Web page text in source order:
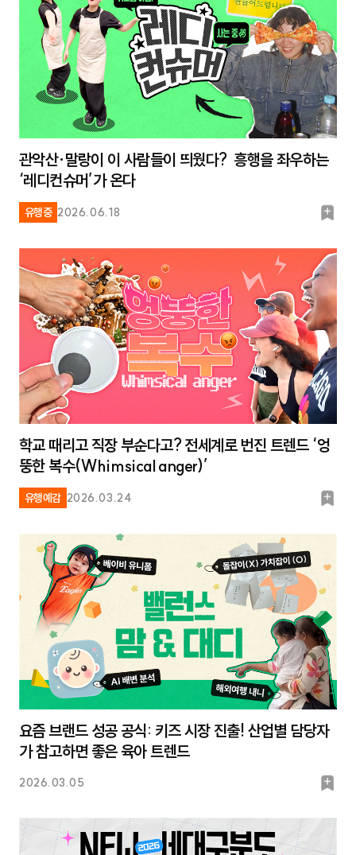
관악산·말랑이 이 사람들이 띄웠다? 흥행을 좌우하는
‘레디컨슈머’가 온다
유행중 2026.06.18
북
크
학교 때리고 직장 부순다고? 전세계로 번진 트렌드 ‘엉
뚱한 복수(Whimsical anger)’
유행예감 2026.03.24
북
요즘 브랜드 성공 공식: 키즈 시장 진출! 산업별 담당자
가 참고하면 좋은 육아 트렌드
2026.03.05
북